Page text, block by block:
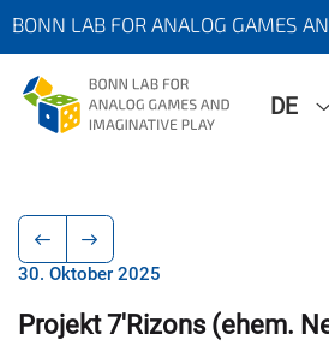
BONN LAB FOR ANALOG GAMES
DE
30. Oktober 2025
Projekt 7'Rizons (ehem.